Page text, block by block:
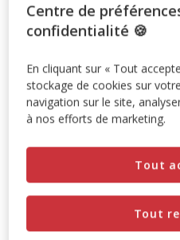
Animalis. Offre non
cours. Voir conditions
Options de livraison
Voir la disponibilité en
Centre de
confidentialité 🍪
En cliquant sur « Tout
stockage de cookies sur
navigation sur le site,
à nos efforts de marketing.
Tout
Tout